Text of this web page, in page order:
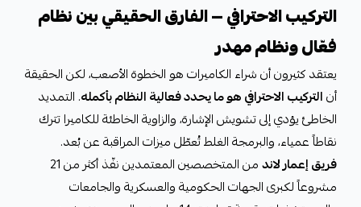
التركيب الاحترافي — الفارق الحقيقي بين نظام
فعّال ونظام مهدر
يعتقد كثيرون أن شراء الكاميرات هو الخطوة الأصعب، لكن الحقيقة
أنالتركيب الاحترافي هو ما يحدد فعالية النظام بأكمله. التمديد
الخاطئ يؤدي إلى تشويش الإشارة، والزاوية الخاطئة للكاميرا تترك
نقاطاً عمياء، والبرمجة الغلط تُعطّل ميزات المراقبة عن بُعد.
فريق إعمار لاند
من المتخصصين المعتمدين نفّذ أكثر من 21
مشروعاً لكبرى الجهات الحكومية والعسكرية والجامعات